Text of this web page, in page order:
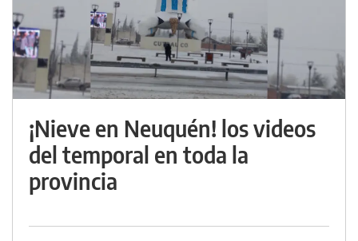
¡Nieve en Neuquén! los videos
del temporal en toda la
provincia